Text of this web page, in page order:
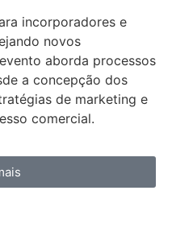
incorporadores e
novos
aborda processos
a concepção dos
de marketing e
comercial.